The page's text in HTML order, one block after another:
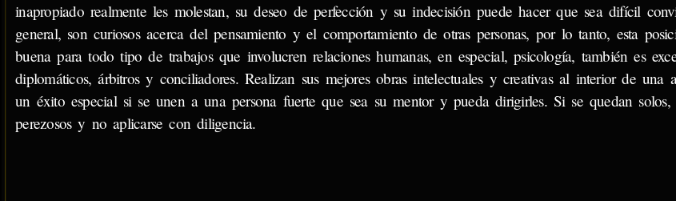
inapropiado realmente les molestan, su deseo de perfección y su indecisión puede hacer que sea difícil
general, son curiosos acerca del pensamiento y el comportamiento de otras personas, por lo tanto, esta
buena para todo tipo de trabajos que involucren relaciones humanas, en especial, psicología, también es
diplomáticos, árbitros y conciliadores. Realizan sus mejores obras intelectuales y creativas al interior de una
un éxito especial si se unen a una persona fuerte que sea su mentor y pueda dirigirles. Si se quedan solos,
perezosos y no aplicarse con diligencia.